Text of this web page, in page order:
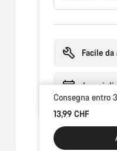
l'acquistoFacile
6 anni di
Consegna entro
13,99 CHF